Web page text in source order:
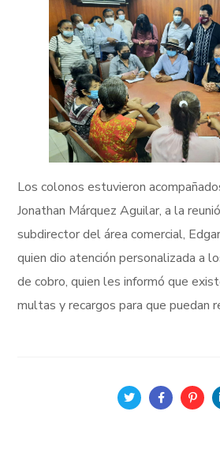
Los colonos estuvieron
Jonathan Márquez Aguilar, a la
subdirector del área comercial,
quien dio atención personalizada a
de cobro, quien les informó que
multas y recargos para que puedan